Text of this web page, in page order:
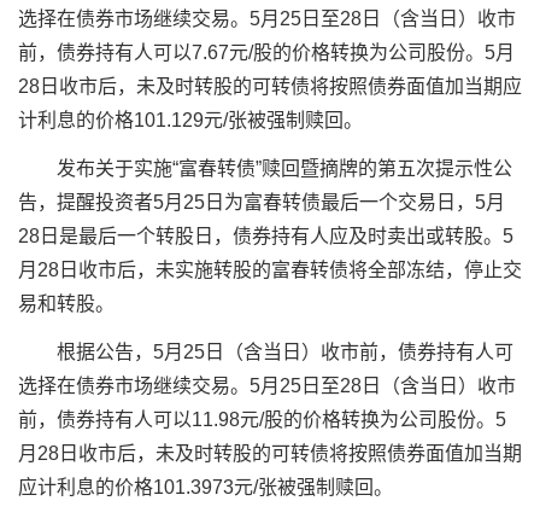
选择在债券市场继续交易。5月25日至28日（含当日）收市
前，债券持有人可以7.67元/股的价格转换为公司股份。5月
28日收市后，未及时转股的可转债将按照债券面值加当期应
计利息的价格101.129元/张被强制赎回。
发布关于实施“富春转债”赎回暨摘牌的第五次提示性公
告，提醒投资者5月25日为富春转债最后一个交易日，5月
28日是最后一个转股日，债券持有人应及时卖出或转股。5
月28日收市后，未实施转股的富春转债将全部冻结，停止交
易和转股。
根据公告，5月25日（含当日）收市前，债券持有人可
选择在债券市场继续交易。5月25日至28日（含当日）收市
前，债券持有人可以11.98元/股的价格转换为公司股份。5
月28日收市后，未及时转股的可转债将按照债券面值加当期
应计利息的价格101.3973元/张被强制赎回。